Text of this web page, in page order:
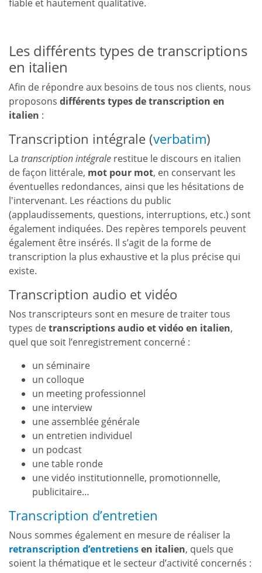
fiable et hautement qualitative.
Les différents types de transcriptions
en italien
Afin de répondre aux besoins de tous nos clients, nous
proposons différents types de transcription en
italien :
Transcription intégrale (verbatim)
La transcription intégrale restitue le discours en italien
de façon littérale, mot pour mot, en conservant les
éventuelles redondances, ainsi que les hésitations de
l'intervenant. Les réactions du public
(applaudissements, questions, interruptions, etc.) sont
également indiquées. Des repères temporels peuvent
également être insérés. Il s’agit de la forme de
transcription la plus exhaustive et la plus précise qui
existe.
Transcription audio et vidéo
Nos transcripteurs sont en mesure de traiter tous
types detranscriptions audio et vidéo en italien,
quel que soit l’enregistrement concerné :
un séminaire
un colloque
un meeting professionnel
une interview
une assemblée générale
un entretien individuel
un podcast
une table ronde
une vidéo institutionnelle, promotionnelle,
publicitaire…
Transcription d’entretien
Nous sommes également en mesure de réaliser la
retranscription d’entretiensen italien, quels que
soient la thématique et le secteur d’activité concernés :